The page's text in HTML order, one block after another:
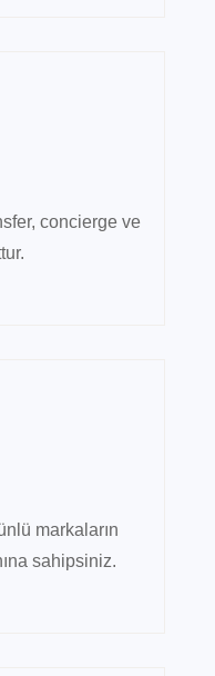
concierge ve
markaların
sahipsiniz.